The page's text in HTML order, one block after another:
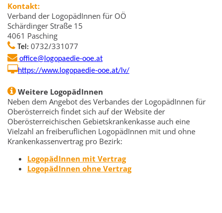
Kontakt:
Verband der LogopädInnen für OÖ
Schärdinger Straße 15
4061 Pasching
Tel: 0732/331077
office@logopaedie-ooe.at
https://www.logopaedie-ooe.at/lv/
Weitere LogopädInnen
Neben dem Angebot des Verbandes der LogopädInnen für
Oberösterreich findet sich auf der Website der
Oberösterreichischen Gebietskrankenkasse auch eine
Vielzahl an freiberuflichen LogopädInnen mit und ohne
Krankenkassenvertrag pro Bezirk:
LogopädInnen mit Vertrag
LogopädInnen ohne Vertrag